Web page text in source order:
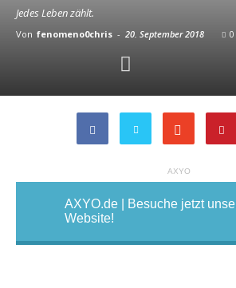
Jedes Leben zählt.
Von fenomeno0chris - 20. September 2018 0
AXYO
AXYO.de | Besuche jetzt
Website!